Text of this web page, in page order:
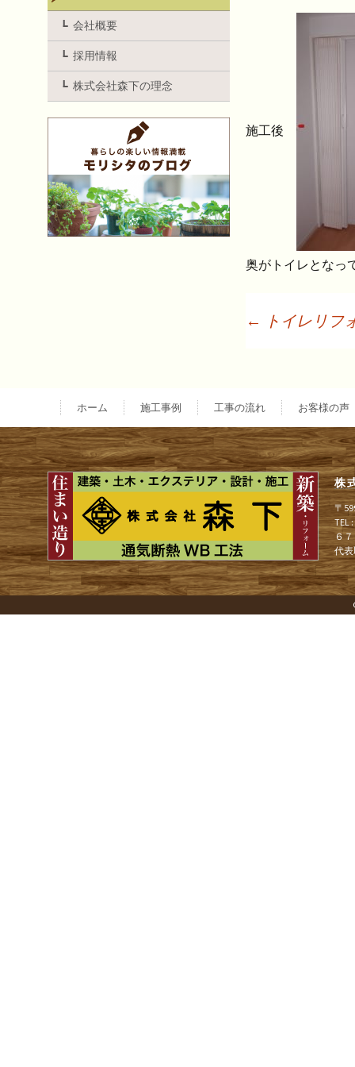
施工後
奥がトイレとなっ
稿
ナ
ビ
ゲ
ー
← トイレリフ
会社概要
採用情報
株式会社森下の理念
ホーム 施工事例 工事の流れ お客様の声
株
〒
TEL
６
代